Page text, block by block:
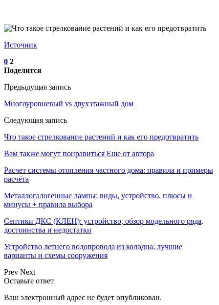
Источник
0 2
Поделится
Предыдущая запись
Многоуровневый vs двухэтажный дом
Следующая запись
Что такое стрелкование растений и как его предотвратить
Вам также могут понравиться Еще от автора
Расчет системы отопления частного дома: правила и примеры
расчёта
Металлогалогенные лампы: виды, устройство, плюсы и
минусы + правила выбора
Септики ДКС (КЛЕН): устройство, обзор модельного ряда,
достоинства и недостатки
Устройство летнего водопровода из колодца: лучшие
варианты и схемы сооружения
Prev Next
Оставьте ответ
Ваш электронный адрес не будет опубликован.